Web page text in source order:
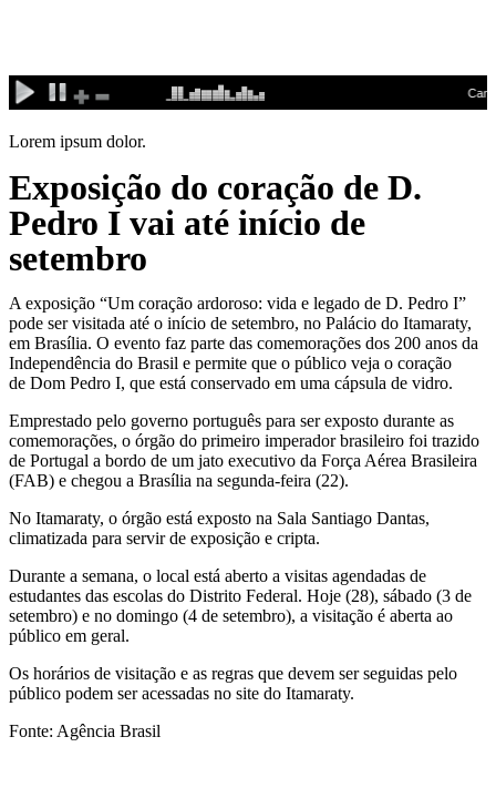
conteúdo
Lorem ipsum dolor.
Exposição do coração de D.
Pedro I vai até início de
setembro
A exposição “Um coração ardoroso: vida e legado de D. Pedro I”
pode ser visitada até o início de setembro, no Palácio do Itamaraty,
em Brasília. O evento faz parte das comemorações dos 200 anos da
Independência do Brasil e permite que o público veja o coração
de Dom Pedro I, que está conservado em uma cápsula de vidro.
Emprestado pelo governo português para ser exposto durante as
comemorações, o órgão do primeiro imperador brasileiro foi trazido
de Portugal a bordo de um jato executivo da Força Aérea Brasileira
(FAB) e chegou a Brasília na segunda-feira (22).
No Itamaraty, o órgão está exposto na Sala Santiago Dantas,
climatizada para servir de exposição e cripta.
Durante a semana, o local está aberto a visitas agendadas de
estudantes das escolas do Distrito Federal. Hoje (28), sábado (3 de
setembro) e no domingo (4 de setembro), a visitação é aberta ao
público em geral.
Os horários de visitação e as regras que devem ser seguidas pelo
público podem ser acessadas no site do Itamaraty.
Fonte: Agência Brasil